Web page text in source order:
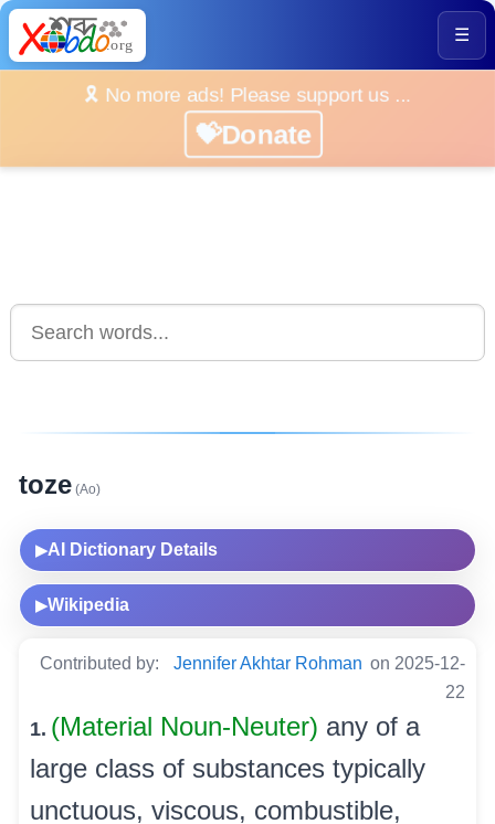
☰
🎗️ No more ads! Please support us ...
💝Donate
toze (Ao)
▶AI Dictionary Details
▶Wikipedia
Contributed by: Jennifer Akhtar Rohman on 2025-12-
22
1. (Material Noun-Neuter) any of a
large class of substances typically
unctuous, viscous, combustible,